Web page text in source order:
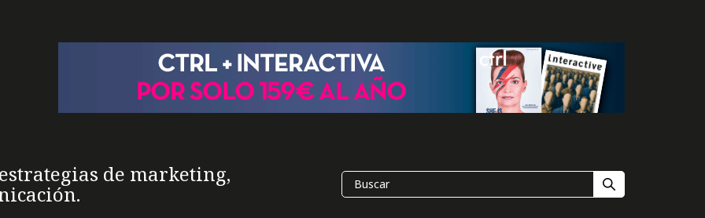
de marketing,